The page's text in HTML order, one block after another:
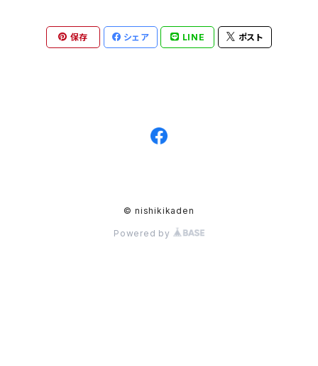
保存 シェア LINE ポスト
© nishikikaden
Powered by